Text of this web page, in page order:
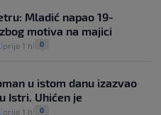
Mladić napao 19-
motiva na majici
prije 1 h 0
u istom danu izazvao
Istri. Uhićen je
prije 1 h 0